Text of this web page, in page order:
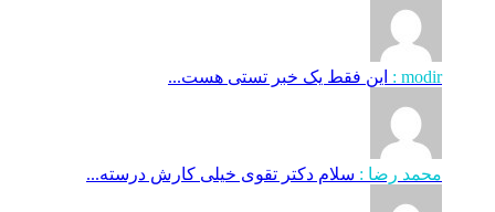
modir : این فقط یک خبر تستی هست...
محمد رضا : سلام دکتر تقوی خیلی کارش درسته...